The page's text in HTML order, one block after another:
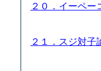
２０．イーペ
２１．スジ対